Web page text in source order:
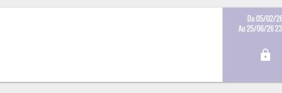
Du 05/02/
Au 25/06/26
lock